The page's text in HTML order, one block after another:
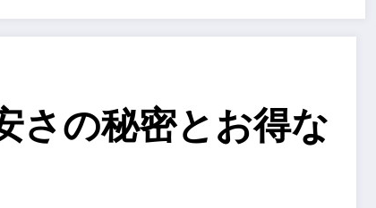
さの秘密とお得な